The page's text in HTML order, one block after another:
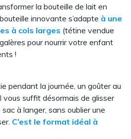
la bouteille de lait en
innovante s’adapte à une
à cols larges (tétine vendue
pour nourrir votre enfant
!
pendant la journée, un goûter au
vous suffit désormais de glisser
à langer, sans oublier une
C’est le format idéal à